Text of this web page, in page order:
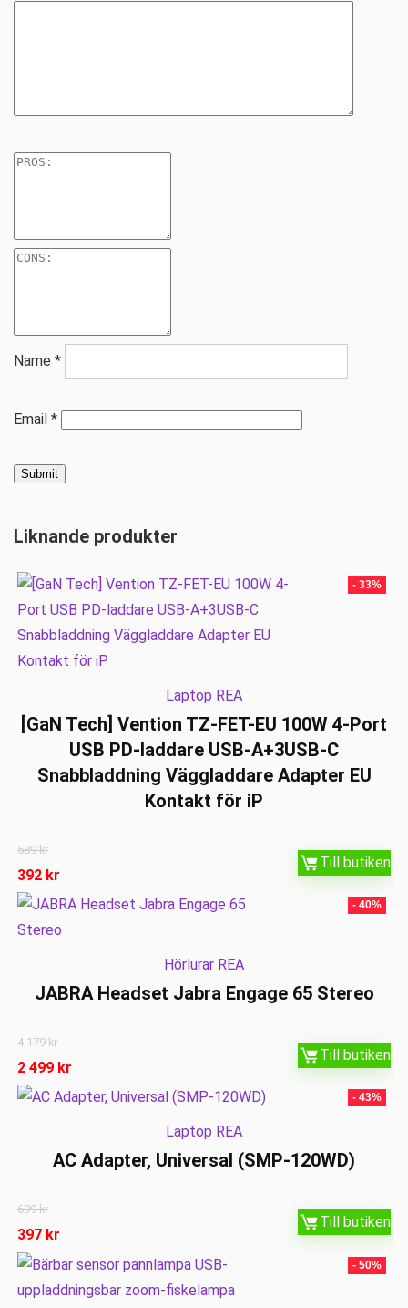
Name *
Email *
Liknande produkter
- 33%
Laptop REA
[GaN Tech] Vention TZ-FET-EU 100W 4-Port
USB PD-laddare USB-A+3USB-C
Snabbladdning Väggladdare Adapter EU
Kontakt för iP
589kr
392 kr
Till butiken
- 40%
Hörlurar REA
JABRA Headset Jabra Engage 65 Stereo
4 179kr
2 499 kr
Till butiken
- 43%
Laptop REA
AC Adapter, Universal (SMP-120WD)
699kr
397 kr
Till butiken
- 50%